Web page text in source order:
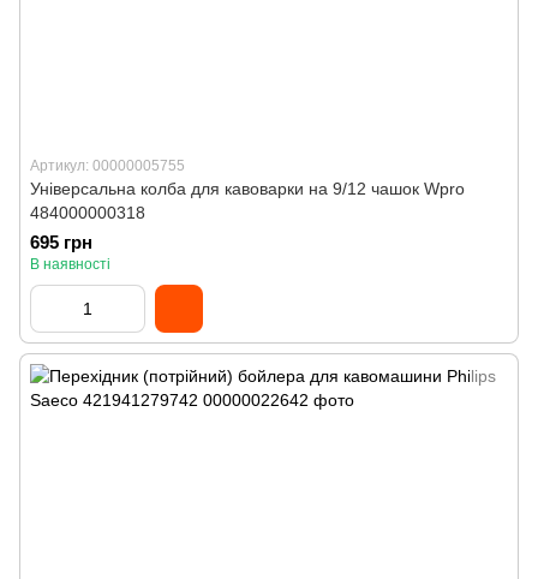
Артикул: 00000005755
Універсальна колба для кавоварки на 9/12 чашок Wpro
484000000318
695 грн
В наявності